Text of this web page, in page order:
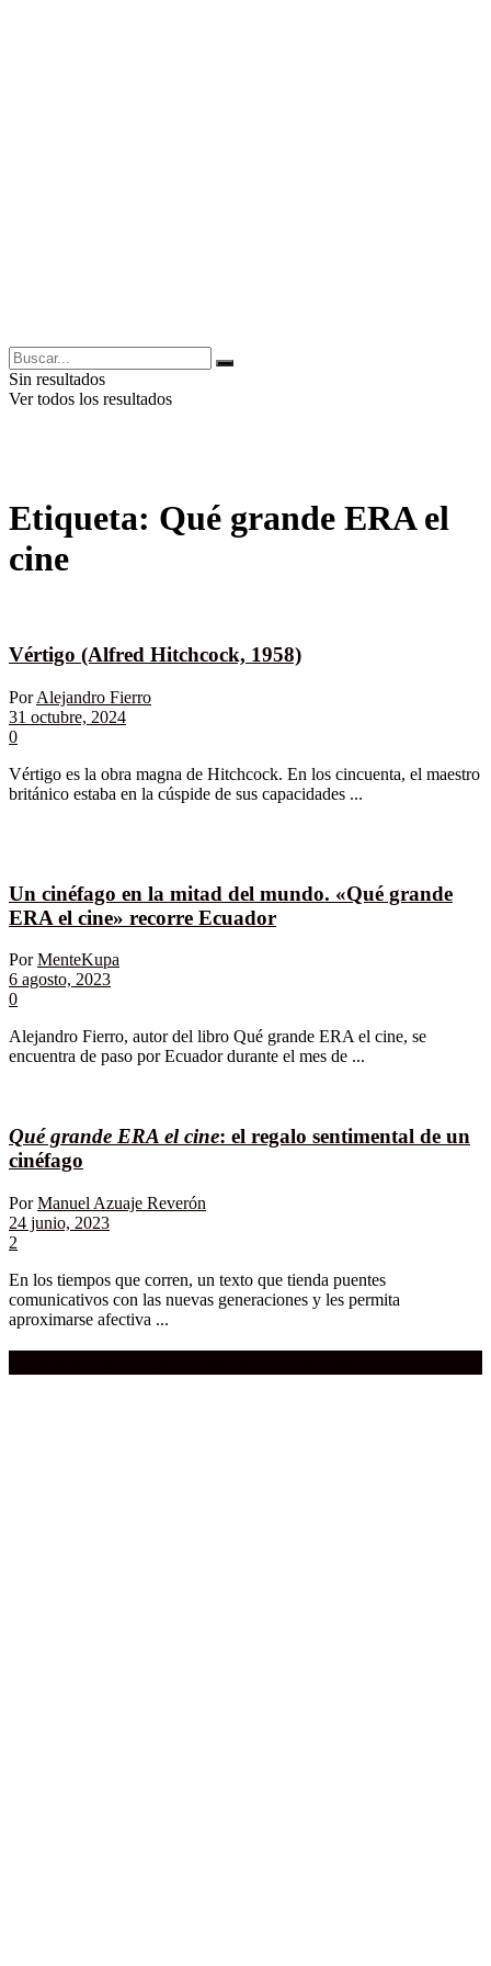
Sin resultados
Ver todos los resultados
Etiqueta: Qué grande ERA el
cine
Vértigo (Alfred Hitchcock, 1958)
Por Alejandro Fierro
31 octubre, 2024
0
Vértigo es la obra magna de Hitchcock. En los cincuenta, el maestro
británico estaba en la cúspide de sus capacidades ...
Un cinéfago en la mitad del mundo. «Qué grande
ERA el cine» recorre Ecuador
Por MenteKupa
6 agosto, 2023
0
Alejandro Fierro, autor del libro Qué grande ERA el cine, se
encuentra de paso por Ecuador durante el mes de ...
Qué grande ERA el cine: el regalo sentimental de un
cinéfago
Por Manuel Azuaje Reverón
24 junio, 2023
2
En los tiempos que corren, un texto que tienda puentes
comunicativos con las nuevas generaciones y les permita
aproximarse afectiva ...